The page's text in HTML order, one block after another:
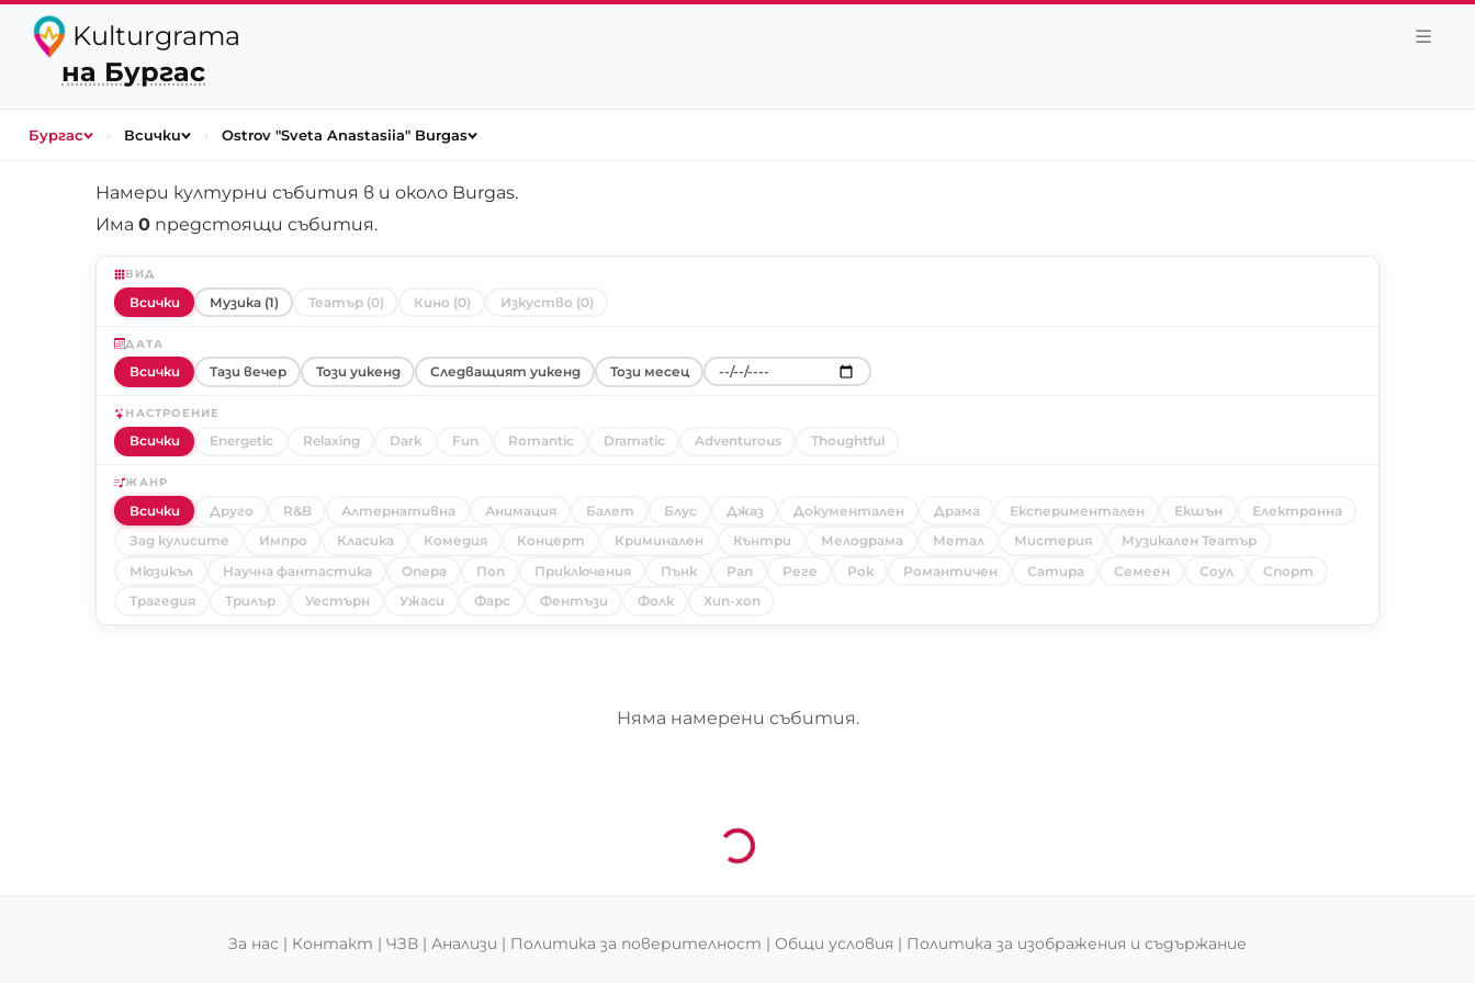
Kulturgrama
на Бургас
Бургас › Всички › Ostrov "Sveta Anastasiia" Burgas
Намери културни събития в и около Burgas.
Има 0 предстоящи събития.
ВИД
Всички Музика (1) Театър (0) Кино (0) Изкуство (0)
ДАТА
Всички Тази вечер Този уикенд Следващият уикенд Този месец
НАСТРОЕНИЕ
Всички Energetic Relaxing Dark Fun Romantic Dramatic Adventurous Thoughtful
ЖАНР
Всички Друго R&B Алтернативна Анимация Балет Блус Джаз Документален Драма Експериментален Екшън
Електронна
Зад кулисите
Импро Класика Комедия Концерт Криминален Кънтри Мелодрама Метал Мистерия
Музикален Театър
Мюзикъл
Научна фантастика Опера Поп Приключения Пънк Рап Реге Рок Романтичен Сатира Семеен Соул
Спорт
Трагедия
Трилър Уестърн Ужаси Фарс Фентъзи Фолк Хип-хоп
Няма намерени събития.
Зареждане...
За нас | Контакт | ЧЗВ | Анализи | Политика за поверителност | Общи условия | Политика за изображения и съдържание